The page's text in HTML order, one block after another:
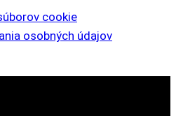
cookie
osobných údajov